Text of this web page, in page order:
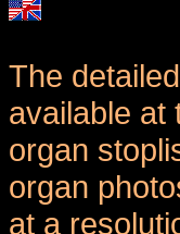
The
available at
organ
organ
at a